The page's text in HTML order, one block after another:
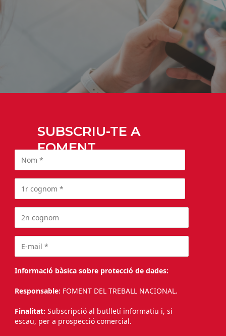
SUBSCRIU-TE A
FOMENT
Informació bàsica sobre protecció de dades:
Responsable: FOMENT DEL TREBALL NACIONAL.
Finalitat: Subscripció al butlletí informatiu i, si
escau, per a prospecció comercial.